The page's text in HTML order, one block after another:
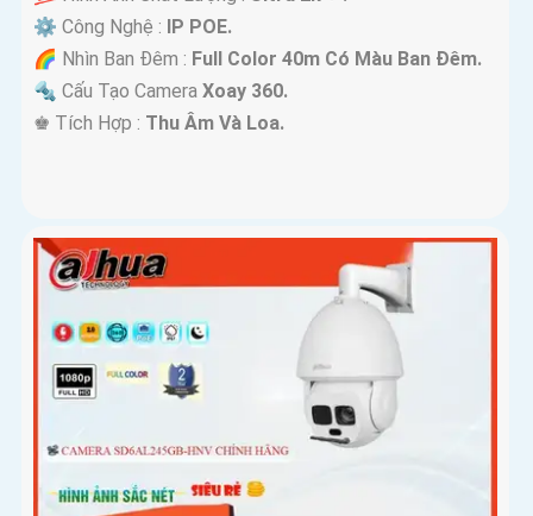
⚙ Công Nghệ :
IP POE.
🌈 Nhìn Ban Đêm : Full Color 40m Có Màu Ban Ðêm.
🔩 Cấu Tạo Camera Xoay 360.
️♚ Tích Hợp : Thu Âm Và Loa.